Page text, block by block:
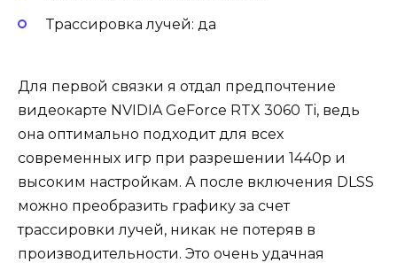
Трассировка лучей: да
Для первой связки я отдал предпочтение
видеокарте NVIDIA GeForce RTX 3060 Ti, ведь
она оптимально подходит для всех
современных игр при разрешении 1440p и
высоким настройкам. А после включения DLSS
можно преобразить графику за счет
трассировки лучей, никак не потеряв в
производительности. Это очень удачная